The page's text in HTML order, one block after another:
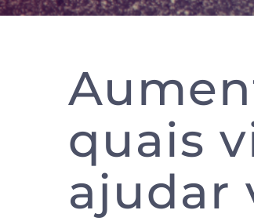
quais
ajudar